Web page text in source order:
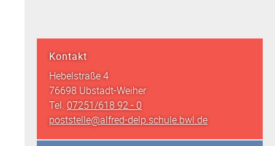
Kontakt
Hebelstraße 4
76698 Ubstadt-Weiher
Tel. 07251/618 92 - 0
poststelle@alfred-delp.schule.bwl.de